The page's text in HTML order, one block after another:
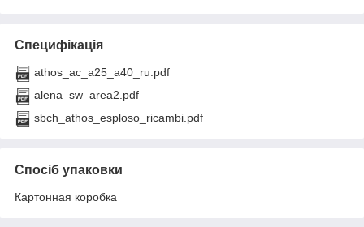
Специфікація
athos_ac_a25_a40_ru.pdf
alena_sw_area2.pdf
sbch_athos_esploso_ricambi.pdf
Спосіб упаковки
Картонная коробка